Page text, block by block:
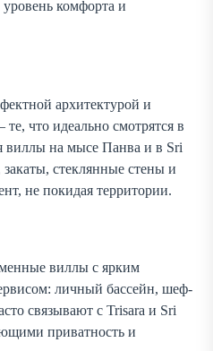
комфорта и
архитектурой и
что идеально смотрятся в
виллы на мысе Панва и в Sri
стеклянные стены и
не покидая территории.
виллы с ярким
личный бассейн, шеф-
связывают с Trisara и Sri
приватность и